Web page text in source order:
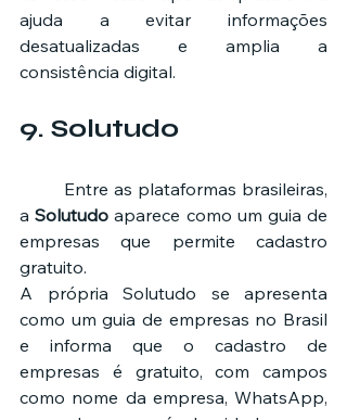
ajuda a evitar informações
desatualizadas e amplia a
consistência digital.
9. Solutudo
a Solutudo aparece como um guia de
empresas que permite cadastro
gratuito.
A própria Solutudo se apresenta
como um guia de empresas no Brasil
e informa que o cadastro de
empresas é gratuito, com campos
como nome da empresa, WhatsApp,